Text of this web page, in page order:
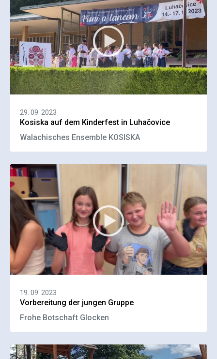
29. 09. 2023
Kosiska auf dem Kinderfest in Luhačovice
Walachisches Ensemble KOSISKA
19. 09. 2023
Vorbereitung der jungen Gruppe
Frohe Botschaft Glocken